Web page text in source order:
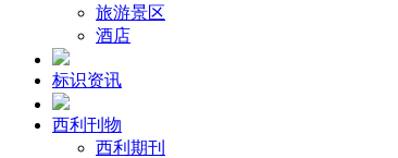
旅游景区
酒店
标识资讯
西利刊物
西利期刊